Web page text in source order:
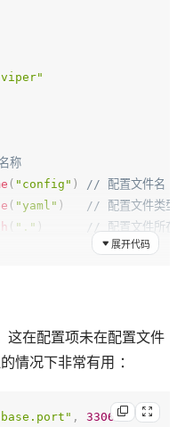
称
( "config" )
// 配置文件名（
( "yaml" )
// 配置文件类型
( "." ) // 配置文件所在
( "debug")
展开代码
这在配置项未在配置文件
情况下非常有用 ：
, 3306 )